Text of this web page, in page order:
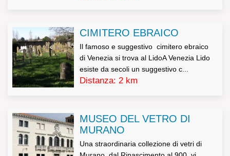
ai dati personali ed altri diritti
1. L’interessato ha diritto di ottenere la conferma
dell’esistenza o meno di dati personali che lo riguardano,
in forma intelligibile.
2. L’interessato ha diritto di ottenere l’indicazione:
CIMITERO EBRAICO
Il famoso e suggestivo cimitero ebraico
di Venezia si trova al LidoA Venezia Lido
esiste da secoli un suggestivo c...
Distanza: 2 km
MUSEO DEL VETRO DI
MURANO
Una straordinaria collezione di vetri di